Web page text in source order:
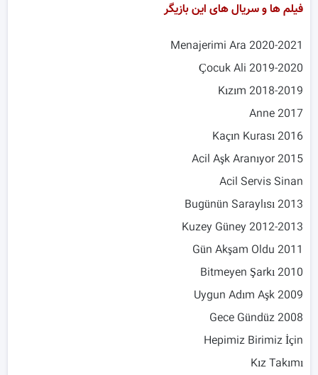
فیلم ها و سریال های این بازیگر
2020-2021 Menajerimi Ara
2019-2020 Çocuk Ali
2018-2019 Kızım
2017 Anne
2016 Kaçın Kurası
2015 Acil Aşk Aranıyor
Acil Servis Sinan
2013 Bugünün Saraylısı
2012-2013 Kuzey Güney
2011 Gün Akşam Oldu
2010 Bitmeyen Şarkı
2009 Uygun Adım Aşk
2008 Gece Gündüz
Hepimiz Birimiz İçin
Kız Takımı